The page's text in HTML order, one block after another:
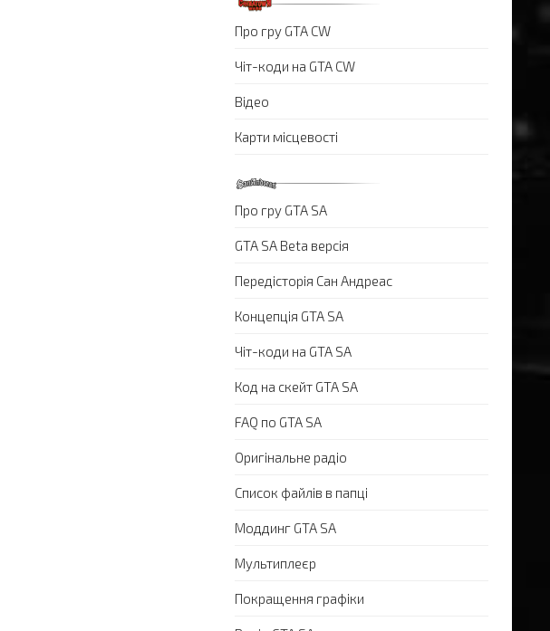
Про гру GTA CW
Чіт-коди на GTA CW
Відео
Карти місцевості
Про гру GTA SA
GTA SA Beta версія
Передісторія Сан Андреас
Концепція GTA SA
Чіт-коди на GTA SA
Код на скейт GTA SA
FAQ по GTA SA
Оригінальне радіо
Список файлів в папці
Моддинг GTA SA
Мультиплеєр
Покращення графіки